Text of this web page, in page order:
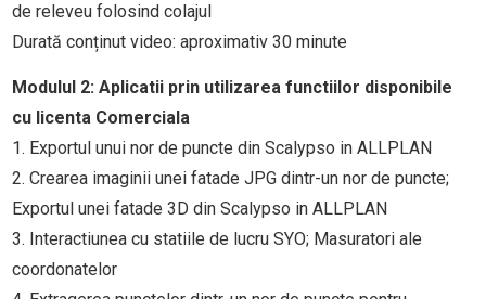
de releveu folosind colajul
Durată conținut video: aproximativ 30 minute
Modulul 2: Aplicatii prin utilizarea functiilor disponibile
cu licenta Comerciala
1. Exportul unui nor de puncte din Scalypso in ALLPLAN
2. Crearea imaginii unei fatade JPG dintr-un nor de puncte;
Exportul unei fatade 3D din Scalypso in ALLPLAN
3. Interactiunea cu statiile de lucru SYO; Masuratori ale
coordonatelor